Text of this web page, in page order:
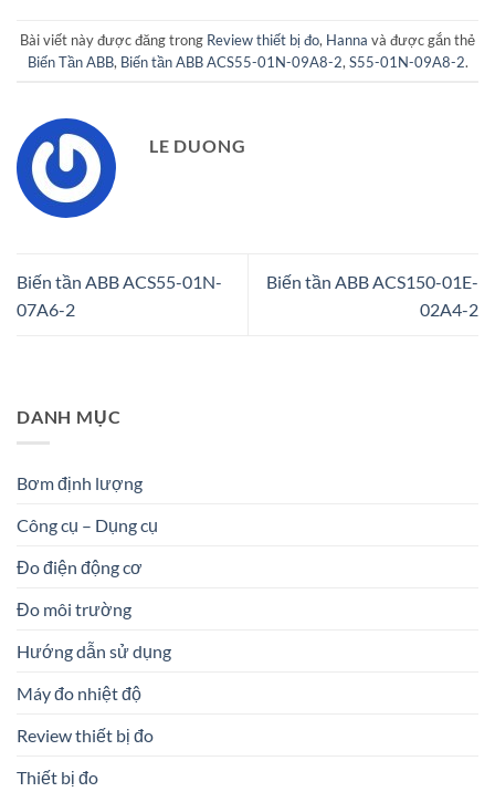
Bài viết này được đăng trong Review thiết bị đo, Hanna và được gắn thẻ
Biến Tần ABB, Biến tần ABB ACS55-01N-09A8-2, S55-01N-09A8-2.
LE DUONG
Biến tần ABB ACS55-01N-
07A6-2
Biến tần ABB ACS150-01E-
02A4-2
DANH MỤC
Bơm định lượng
Công cụ – Dụng cụ
Đo điện động cơ
Đo môi trường
Hướng dẫn sử dụng
Máy đo nhiệt độ
Review thiết bị đo
Thiết bị đo